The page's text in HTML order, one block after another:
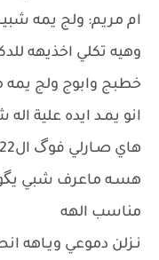
ام مريم: ولج يمه
وهيه تكلي اخذيهه
خطبج وابوج ولج يمه
انو يمـد ايده علية اله
هسـه ماعرف شبي
مناسب الهه
نـزلن دموعي ويـاهه